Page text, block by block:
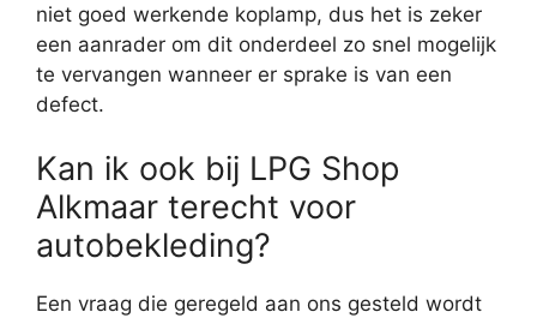
niet goed werkende koplamp, dus het is zeker
een aanrader om dit onderdeel zo snel mogelijk
te vervangen wanneer er sprake is van een
defect.
Kan ik ook bij LPG Shop
Alkmaar terecht voor
autobekleding?
Een vraag die geregeld aan ons gesteld wordt